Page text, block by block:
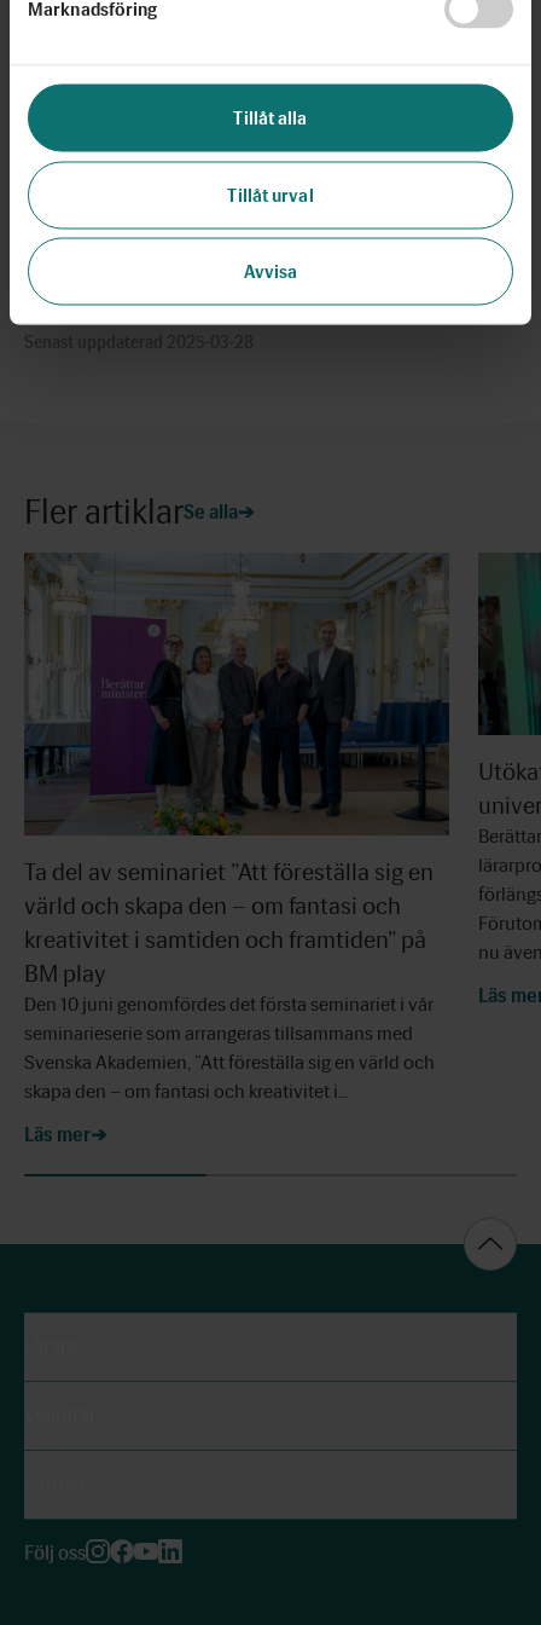
Marknadsföring
Tillåt alla
Tillåt urval
Avvisa
att läsa och skriva, och hur viktiga de är för vår gemensamma
/Text: Fanny Siltberg
Foto: Karl Gabor (porträttbild) och Nicke Johansson (stor
bild)
Dela
Fler artiklarSe alla
Ta del av seminariet ”Att föreställa sig en
värld och skapa den – om fantasi och
kreativitet i samtiden och framtiden” på
BM play
Den 10 juni genomfördes det första seminariet i vår
seminarieserie som arrangeras tillsammans med
Svenska Akademien, ”Att föreställa sig en värld och
skapa den – om fantasi och kreativitet i…
Läs mer
nu
Läs
Följ oss